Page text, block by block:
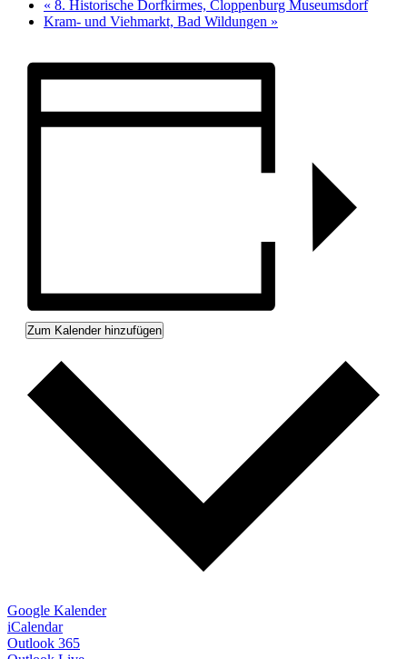
« 8. Historische Dorfkirmes, Cloppenburg Museumsdorf
Kram- und Viehmarkt, Bad Wildungen »
Zum Kalender hinzufügen
Google Kalender
iCalendar
Outlook 365